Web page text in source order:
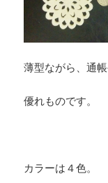
薄型ながら、通
優れものです。
カラーは４色。